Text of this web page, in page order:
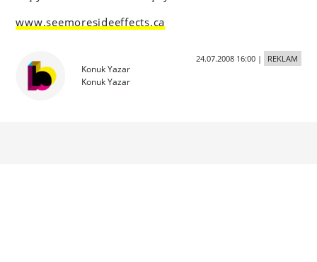
www.seemoresideeffects.ca
Konuk Yazar
Konuk Yazar
24.07.2008 16:00| REKLAM